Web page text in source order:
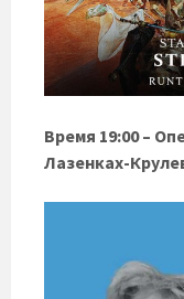
Время 19:00 –
Лазенках-